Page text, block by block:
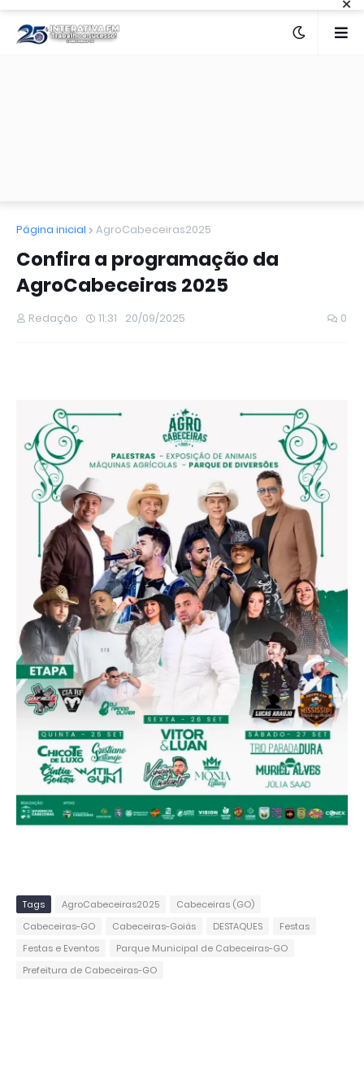
Página inicial AgroCabeceiras2025
Confira a programação da
AgroCabeceiras 2025
Redação 11:31 20/09/2025 0
Tags AgroCabeceiras2025
Cabeceiras (GO)
Cabeceiras-GO
Cabeceiras-Goiás DESTAQUES
Festas
Festas e Eventos
Parque Municipal de Cabeceiras-GO
Prefeitura de Cabeceiras-GO